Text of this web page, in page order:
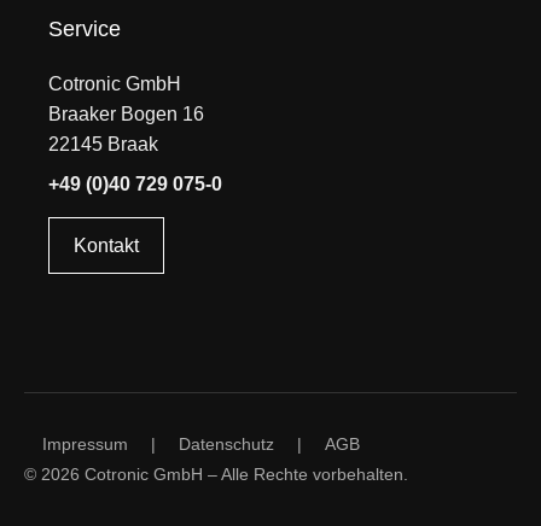
Service
Cotronic GmbH
Braaker Bogen 16
22145 Braak
+49 (0)40 729 075-0
Kontakt
Impressum | Datenschutz |
AGB
© 2026 Cotronic GmbH – Alle Rechte vorbehalten.